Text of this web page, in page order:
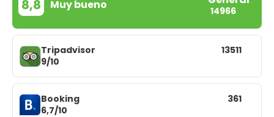
8,8 Muy bueno 14966
Tripadvisor
9/10
13511
Booking
6,7/10
361